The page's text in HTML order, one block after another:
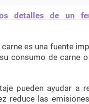
detalles de un
es una fuente
consumo de carne
pueden ayudar a
reduce las